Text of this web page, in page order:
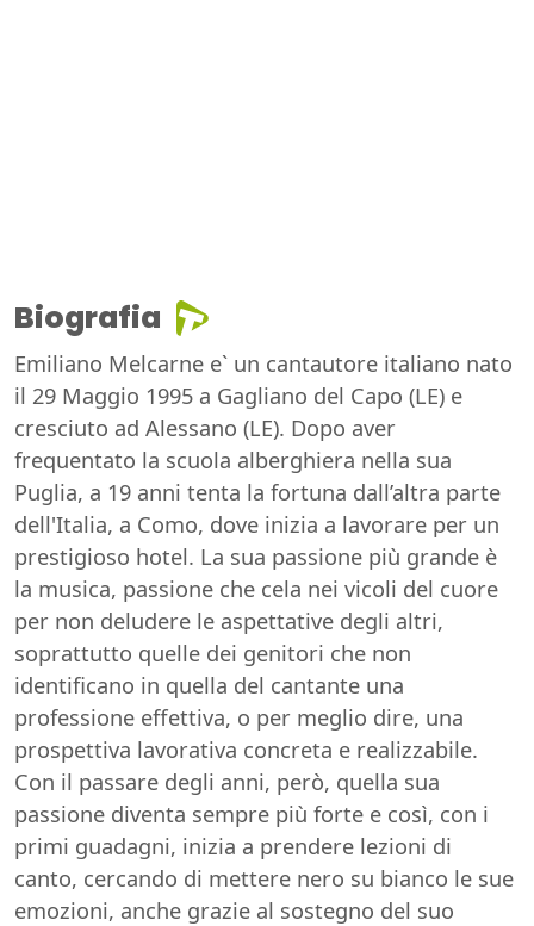
Biografia
Emiliano Melcarne e` un cantautore italiano nato
il 29 Maggio 1995 a Gagliano del Capo (LE) e
cresciuto ad Alessano (LE). Dopo aver
frequentato la scuola alberghiera nella sua
Puglia, a 19 anni tenta la fortuna dall’altra parte
dell'Italia, a Como, dove inizia a lavorare per un
prestigioso hotel. La sua passione più grande è
la musica, passione che cela nei vicoli del cuore
per non deludere le aspettative degli altri,
soprattutto quelle dei genitori che non
identificano in quella del cantante una
professione effettiva, o per meglio dire, una
prospettiva lavorativa concreta e realizzabile.
Con il passare degli anni, però, quella sua
passione diventa sempre più forte e così, con i
primi guadagni, inizia a prendere lezioni di
canto, cercando di mettere nero su bianco le sue
emozioni, anche grazie al sostegno del suo